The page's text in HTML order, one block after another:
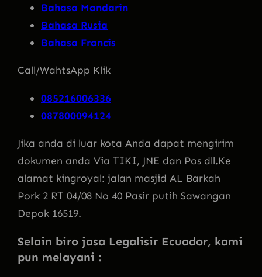
Bahasa Mandarin
Bahasa Rusia
Bahasa Francis
Call/WahtsApp Klik
085216006336
087800094124
Jika anda di luar kota Anda dapat mengirim
dokumen anda Via TIKI, JNE dan Pos dll.Ke
alamat kingroyal: jalan masjid AL Barkah
Pork 2 RT 04/08 No 40 Pasir putih Sawangan
Depok 16519.
Selain biro jasa Legalisir Ecuador, kami
pun melayani :